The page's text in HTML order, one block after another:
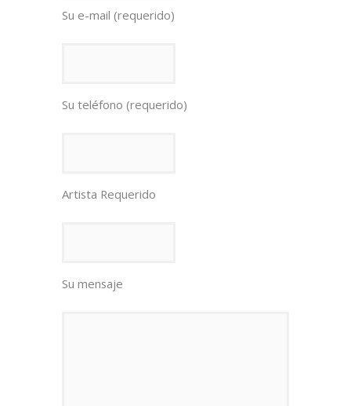
Su e-mail (requerido)
Su teléfono (requerido)
Artista Requerido
Su mensaje